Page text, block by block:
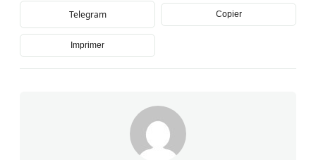
Telegram Copier
Imprimer